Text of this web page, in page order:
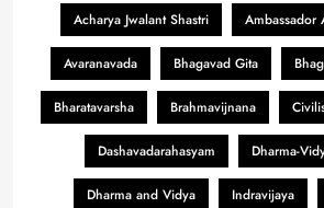
Acharya Jwalant Shastri Ambassador
Avaranavada Bhagavad Gita
Bharatavarsha Brahmavijnana
Dashavadarahasyam Dharma-
Dharma and Vidya Indravijaya